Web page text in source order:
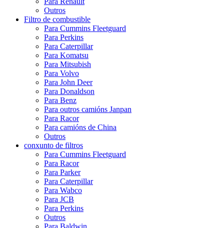
Outros
Filtro de combustible
Para Cummins Fleetguard
Para Perkins
Para Caterpillar
Para Komatsu
Para Mitsubish
Para Volvo
Para John Deer
Para Donaldson
Para Benz
Para outros camións Janpan
Para Racor
Para camións de China
Outros
conxunto de filtros
Para Cummins Fleetguard
Para Racor
Para Parker
Para Caterpillar
Para Wabco
Para JCB
Para Perkins
Outros
Para Baldwin